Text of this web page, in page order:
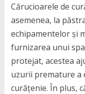
Cărucioarele de
asemenea, la
echipamentelor și
furnizarea unui
protejat, acestea
uzurii premature a
curățenie. În plus,